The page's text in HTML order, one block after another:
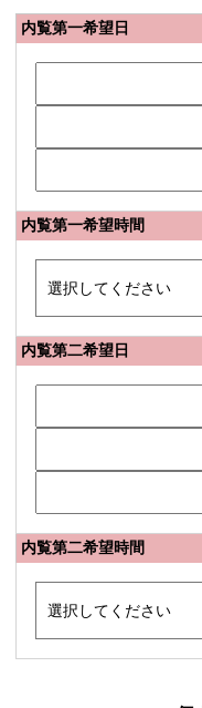
内覧第一希望日
内覧第一希望時間
内覧第二希望日
内覧第二希望時間